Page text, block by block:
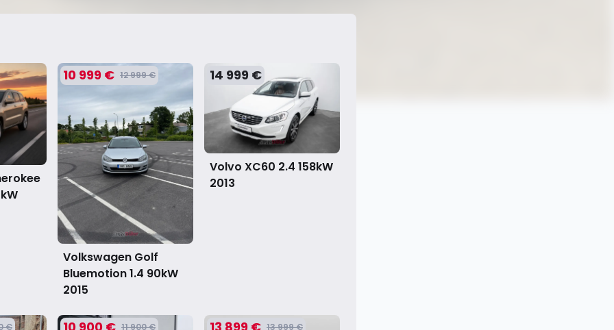
10 999 € 12 999 €
Volkswagen Golf
Bluemotion 1.4 90kW
2015
14 999 €
Volvo XC60 2.4 158kW
2013
€ 11 900 € 13 999 €